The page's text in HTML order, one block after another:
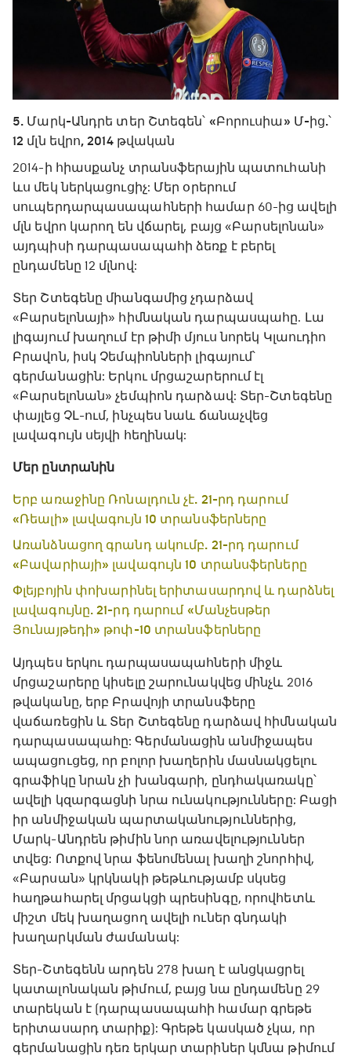
5. Մարկ-Անդրե տեր Շտեգեն՝ «Բորուսիա» Մ-ից.՝
12 մլն եվրո, 2014 թվական
2014-ի հիասքանչ տրանսֆերային պատուհանի
ևս մեկ ներկացուցիչ: Մեր օրերում
սուպերդարպասապահների համար 60-ից ավելի
մլն եվրո կարող են վճարել, բայց «Բարսելոնան»
այդպիսի դարպասապահի ձեռք է բերել
ընդամենը 12 մլնով:
Տեր Շտեգենը միանգամից չդարձավ
«Բարսելոնայի» հիմնական դարպասպահը. Լա
լիգայում խաղում էր թիմի մյուս նորեկ Կլաուդիո
Բրավոն, իսկ Չեմպիոնների լիգայում՝
գերմանացին: Երկու մրցաշարերում էլ
«Բարսելոնան» չեմպիոն դարձավ: Տեր-Շտեգենը
փայլեց ՉԼ-ում, ինչպես նաև ճանաչվեց
լավագույն սեյվի հեղինակ:
Մեր ընտրանին
Երբ առաջինը Ռոնալդուն չէ. 21-րդ դարում
«Ռեալի» լավագույն 10 տրանսֆերները
Առանձնացող գրանդ ակումբ. 21-րդ դարում
«Բավարիայի» լավագույն 10 տրանսֆերները
Փլեյբոյին փոխարինել երիտասարդով և դարձնել
լավագույնը. 21-րդ դարում «Մանչեսթեր
Յունայթեդի» թոփ-10 տրանսֆերները
Այդպես երկու դարպասապահների միջև
մրցաշարերը կիսելը շարունակվեց մինչև 2016
թվականը, երբ Բրավոյի տրանսֆերը
վաճառեցին և Տեր Շտեգենը դարձավ հիմնական
դարպասապահը: Գերմանացին անմիջապես
ապացուցեց, որ բոլոր խաղերին մասնակցելու
գրաֆիկը նրան չի խանգարի, ընդհակառակը՝
ավելի կզարգացնի նրա ունակությունները: Բացի
իր անմիջական պարտականություններից,
Մարկ-Անդրեն թիմին նոր առավելություններ
տվեց: Ոտքով նրա ֆենոմենալ խաղի շնորհիվ,
«Բարսան» կրկնակի թեթևությամբ սկսեց
հաղթահարել մրցակցի պրեսինգը, որովհետև
միշտ մեկ խաղացող ավելի ուներ գնդակի
խաղարկման ժամանակ:
Տեր-Շտեգենն արդեն 278 խաղ է անցկացրել
կատալոնական թիմում, բայց նա ընդամենը 29
տարեկան է (դարպասապահի համար գրեթե
երիտասարդ տարիք): Գրեթե կասկած չկա, որ
գերմանացին դեռ երկար տարիներ կմնա թիմում